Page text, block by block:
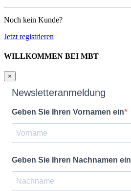
Noch kein Kunde?
Jetzt registrieren
WILLKOMMEN BEI MBT
×
Newsletteranmeldung
Geben Sie Ihren Vornamen ein
Geben Sie Ihren Nachnamen ein